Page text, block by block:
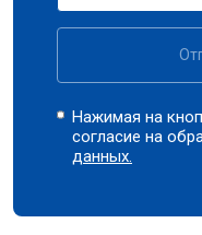
Нажимая на
согласие на
данных.